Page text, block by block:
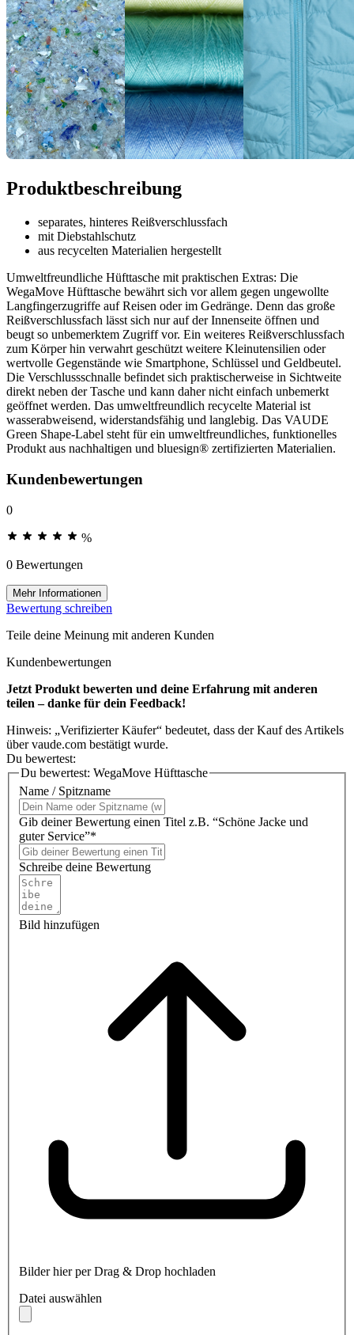
Produktbeschreibung
separates, hinteres Reißverschlussfach
mit Diebstahlschutz
aus recycelten Materialien hergestellt
Umweltfreundliche Hüfttasche mit praktischen Extras: Die
WegaMove Hüfttasche bewährt sich vor allem gegen ungewollte
Langfingerzugriffe auf Reisen oder im Gedränge. Denn das große
Reißverschlussfach lässt sich nur auf der Innenseite öffnen und
beugt so unbemerktem Zugriff vor. Ein weiteres Reißverschlussfach
zum Körper hin verwahrt geschützt weitere Kleinutensilien oder
wertvolle Gegenstände wie Smartphone, Schlüssel und Geldbeutel.
Die Verschlussschnalle befindet sich praktischerweise in Sichtweite
direkt neben der Tasche und kann daher nicht einfach unbemerkt
geöffnet werden. Das umweltfreundlich recycelte Material ist
wasserabweisend, widerstandsfähig und langlebig. Das VAUDE
Green Shape-Label steht für ein umweltfreundliches, funktionelles
Produkt aus nachhaltigen und bluesign® zertifizierten Materialien.
Kundenbewertungen
0
%
0 Bewertungen
Mehr Informationen
Bewertung schreiben
Teile deine Meinung mit anderen Kunden
Kundenbewertungen
Jetzt Produkt bewerten und deine Erfahrung mit anderen
teilen – danke für dein Feedback!
Hinweis: „Verifizierter Käufer“ bedeutet, dass der Kauf des Artikels
über vaude.com bestätigt wurde.
Du bewertest:
Du bewertest: WegaMove Hüfttasche
Name / Spitzname
Gib deiner Bewertung einen Titel z.B. “Schöne Jacke und
guter Service”*
Schreibe deine Bewertung
Bild hinzufügen
Bilder hier per Drag & Drop hochladen
Datei auswählen